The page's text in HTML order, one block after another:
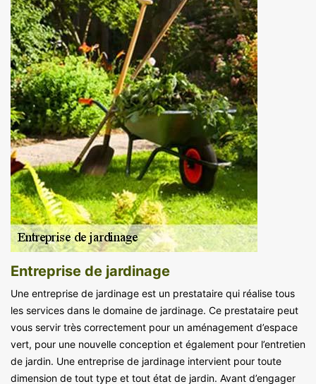
Entreprise de jardinage
Une entreprise de jardinage est un prestataire qui réalise tous
les services dans le domaine de jardinage. Ce prestataire peut
vous servir très correctement pour un aménagement d’espace
vert, pour une nouvelle conception et également pour l’entretien
de jardin. Une entreprise de jardinage intervient pour toute
dimension de tout type et tout état de jardin. Avant d’engager